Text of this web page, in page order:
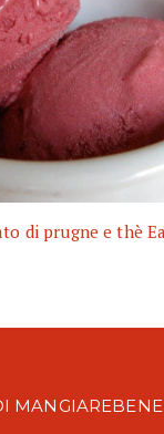
di prugne e thè
MANGIAREBENE